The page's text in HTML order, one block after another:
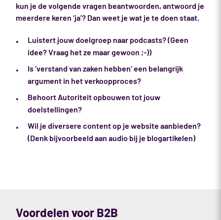
kun je de volgende vragen beantwoorden, antwoord je
meerdere keren ‘ja’? Dan weet je wat je te doen staat.
Luistert jouw doelgroep naar podcasts? (Geen
idee? Vraag het ze maar gewoon ;-))
Is ‘verstand van zaken hebben’ een belangrijk
argument in het verkoopproces?
Behoort Autoriteit opbouwen tot jouw
doelstellingen?
Wil je diversere content op je website aanbieden?
(Denk bijvoorbeeld aan audio bij je blogartikelen)
Voordelen voor B2B